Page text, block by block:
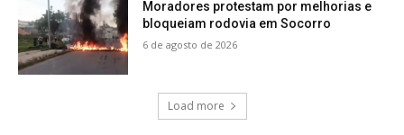
Moradores protestam por melhorias e
bloqueiam rodovia em Socorro
6 de agosto de 2026
Load more